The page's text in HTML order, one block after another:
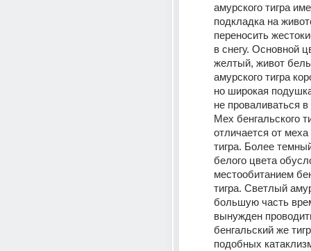
амурского тигра
подкладка на
переносить
в снегу. Основной
желтый, живот
амурского тигра
но широкая
Мех бенгальского
отличается от меха
тигра. Более
белого цвета
местообитанием
тигра. Светлый
большую часть
вынужден
бенгальский же
подобных